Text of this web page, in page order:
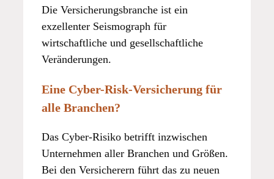
Die Versicherungsbranche ist ein
exzellenter Seismograph für
wirtschaftliche und gesellschaftliche
Veränderungen.
Eine Cyber-Risk-Versicherung für
alle Branchen?
Das Cyber-Risiko betrifft inzwischen
Unternehmen aller Branchen und Größen.
Bei den Versicherern führt das zu neuen